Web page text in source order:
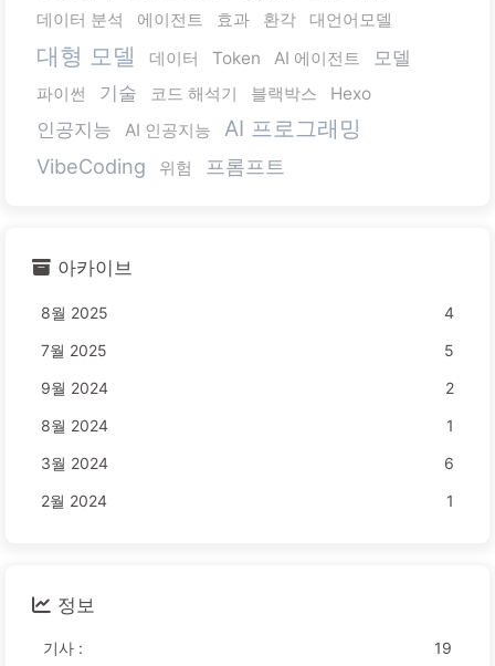
데이터 분석
에이전트 효과 환각 대언어모델
대형 모델 데이터 Token AI 에이전트 모델
파이썬 기술 코드 해석기 블랙박스 Hexo
인공지능 AI 인공지능 AI 프로그래밍
VibeCoding 위험 프롬프트
아카이브
8월 2025
4
7월 2025
5
9월 2024
2
8월 2024
1
3월 2024
6
2월 2024
1
정보
기사 : 19